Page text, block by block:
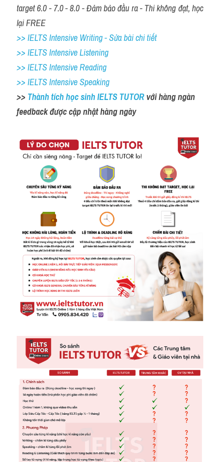
target 6.0 - 7.0 - 8.0 - Đảm bảo đầu ra - Thi không đạt, học
lại FREE
>> IELTS Intensive Writing - Sửa bài chi tiết
>> IELTS Intensive Listening
>> IELTS Intensive Reading
>> IELTS Intensive Speaking
>> Thành tích học sinh IELTS TUTOR với hàng ngàn
feedback được cập nhật hàng ngày